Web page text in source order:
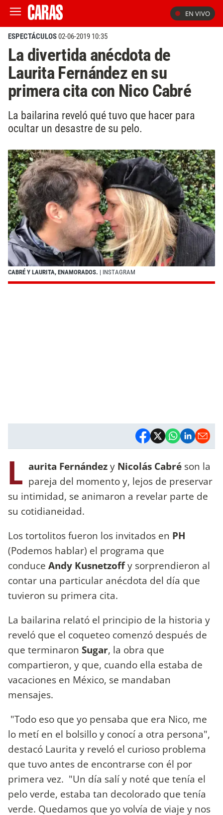
EN VIVO
ESPECTÁCULOS02-06-2019 10:35
La divertida anécdota de
Laurita Fernández en su
primera cita con Nico Cabré
La bailarina reveló qué tuvo que hacer para
ocultar un desastre de su pelo.
CABRÉ Y LAURITA, ENAMORADOS. | INSTAGRAM
L aurita Fernándezy Nicolás Cabré son la
pareja del momento y, lejos de preservar
su intimidad, se animaron a revelar parte de
su cotidianeidad.
Los tortolitos fueron los invitados en PH
(Podemos hablar) el programa que
conduce Andy Kusnetzoffy sorprendieron al
contar una particular anécdota del día que
tuvieron su primera cita.
La bailarina relató el principio de la historia y
reveló que el coqueteo comenzó después de
que terminaron Sugar, la obra que
compartieron, y que, cuando ella estaba de
vacaciones en México, se mandaban
mensajes.
"Todo eso que yo pensaba que era Nico, me
lo metí en el bolsillo y conocí a otra persona",
destacó Laurita y reveló el curioso problema
que tuvo antes de encontrarse con él por
primera vez. "Un día salí y noté que tenía el
pelo verde, estaba tan decolorado que tenía
verde. Quedamos que yo volvía de viaje y nos